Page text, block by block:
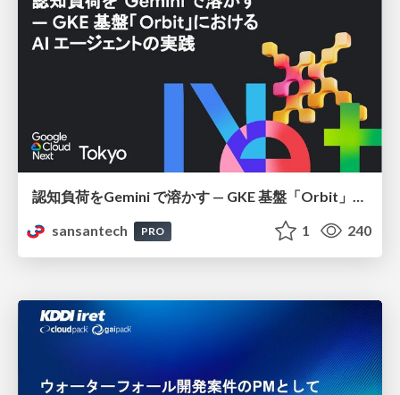
認知負荷をGemini で溶かす — GKE 基盤「Orbit」における AI エージェントの実践
sansantech
PRO 1 240